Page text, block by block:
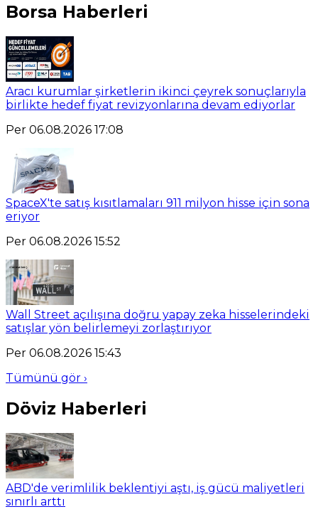
Borsa Haberleri
Aracı kurumlar şirketlerin ikinci çeyrek sonuçlarıyla
birlikte hedef fiyat revizyonlarına devam ediyorlar
Per 06.08.2026 17:08
SpaceX'te satış kısıtlamaları 911 milyon hisse için sona
eriyor
Per 06.08.2026 15:52
Wall Street açılışına doğru yapay zeka hisselerindeki
satışlar yön belirlemeyi zorlaştırıyor
Per 06.08.2026 15:43
Tümünü gör ›
Döviz Haberleri
ABD'de verimlilik beklentiyi aştı, iş gücü maliyetleri
sınırlı arttı